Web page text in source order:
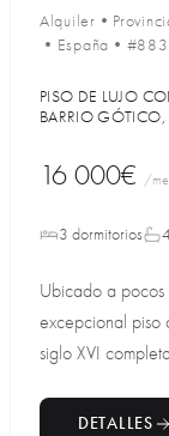
Alquiler •
• España • #883
PISO DE LUJO
BARRIO
16 000€ /
3 dormitorios
Ubicado a pocos
excepcional piso
siglo XVI
DETALLES